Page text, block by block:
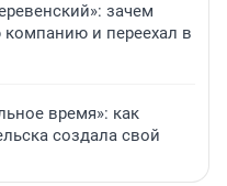
зачем
и переехал в
время»: как
создала свой